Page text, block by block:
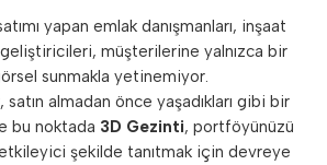
yapan emlak danışmanları, inşaat
geliştiricileri, müşterilerine yalnızca bir
sunmakla yetinemiyor.
satın almadan önce yaşadıkları gibi bir
bu noktada 3D Gezinti, portföyünüzü
şekilde tanıtmak için devreye